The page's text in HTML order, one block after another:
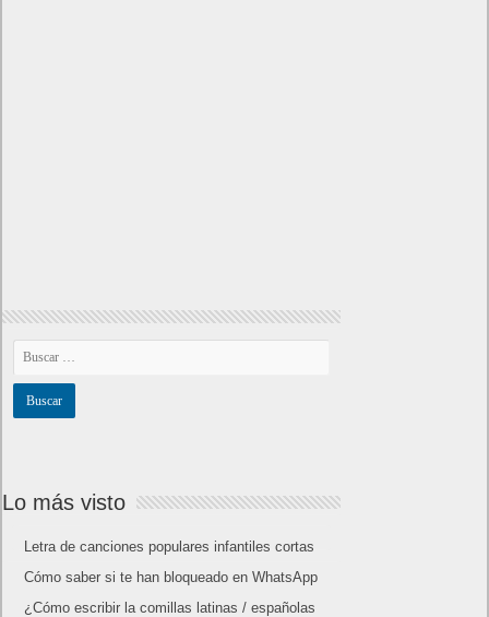
Lo más visto
Letra de canciones populares infantiles cortas
Cómo saber si te han bloqueado en WhatsApp
¿Cómo escribir la comillas latinas / españolas